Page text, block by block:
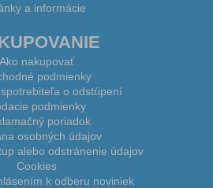
a informácie
Ako nakupovať
podmienky
o odstúpení
podmienky
poriadok
osobných údajov
alebo odstránenie údajov
Cookies
k odberu noviniek